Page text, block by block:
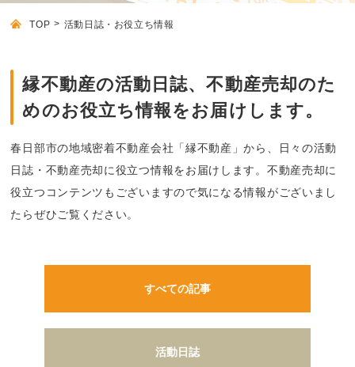
TOP 活動日誌・お役立ち情報
縁不動産の活動日誌、不動産売却のた
めのお役立ち情報をお届けします。
春日部市の地域密着不動産会社「縁不動産」から、日々の活動
日誌・不動産売却に役立つ情報をお届けします。不動産売却に
役立つコンテンツもございますので気になる情報がございまし
たらぜひご覧ください。
すべての記事
活動日誌